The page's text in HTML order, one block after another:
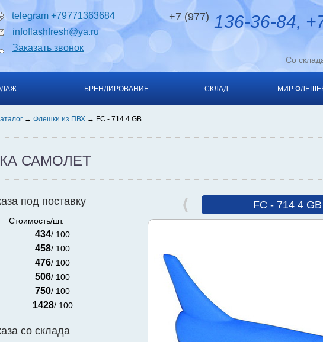
telegram +79771363684
infoflashfresh@ya.ru
Заказать звонок
+7 (977) 136-36-84,
Со
БРЕНДИРОВАНИЕ СКЛАД МИР
Флешки из ПВХ FC - 714 4 GB
САМОЛЕТ
FC - 714 4 GB
под поставку
Стоимость/шт.
434/ 100
458/ 100
476/ 100
506/ 100
750/ 100
1428/ 100
со склада